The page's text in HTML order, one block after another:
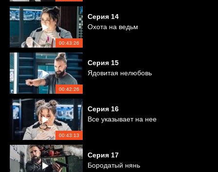
00:43:26
Серия 14
Охота на ведьм
00:42:26
Серия 15
Ядовитая нелюбовь
00:43:13
Серия 16
Все указывает на нее
Серия 17
Бородатый нянь